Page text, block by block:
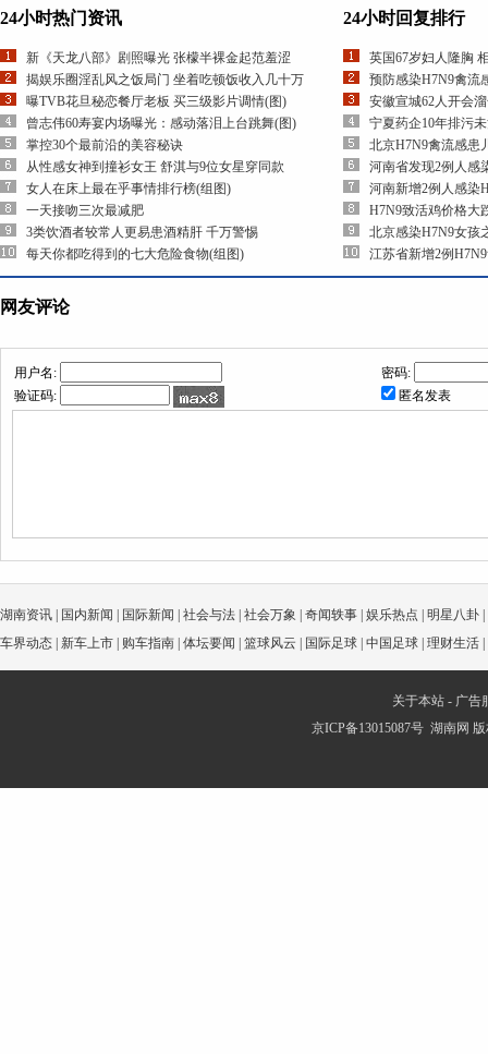
24小时热门资讯
新《天龙八部》剧照曝光 张檬半裸金起范羞涩
揭娱乐圈淫乱风之饭局门 坐着吃顿饭收入几十万
曝TVB花旦秘恋餐厅老板 买三级影片调情(图)
曾志伟60寿宴内场曝光：感动落泪上台跳舞(图)
掌控30个最前沿的美容秘诀
从性感女神到撞衫女王 舒淇与9位女星穿同款
女人在床上最在乎事情排行榜(组图)
一天接吻三次最减肥
3类饮酒者较常人更易患酒精肝 千万警惕
每天你都吃得到的七大危险食物(组图)
24小时回复排行
英国67岁妇人隆胸
预防感染H7N9禽流
安徽宣城62人开会
宁夏药企10年排污
北京H7N9禽流感患
河南省发现2例人感
河南新增2例人感染
H7N9致活鸡价格大
北京感染H7N9女孩
江苏省新增2例
网友评论
用户名:
密码:
验证码:
匿名发表
湖南资讯 国内新闻 国际新闻 社会与法 社会万象 奇闻轶事 娱乐热点 明星八卦
车界动态
新车上市 购车指南 体坛要闻 篮球风云 国际足球 中国足球 理财生活
关于本站 - 广告
京ICP备13015087号湖南网